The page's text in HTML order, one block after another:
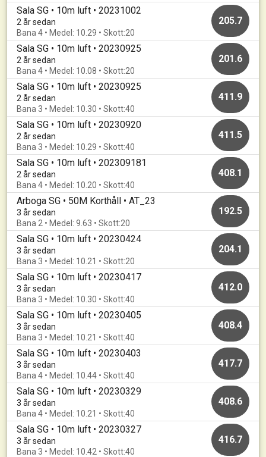
Sala SG • 10m luft • 20231002
2 år sedan
Bana 4 • Medel: 10.29 • Skott:20
205.7
Sala SG • 10m luft • 20230925
2 år sedan
Bana 4 • Medel: 10.08 • Skott:20
201.6
Sala SG • 10m luft • 20230925
2 år sedan
Bana 3 • Medel: 10.30 • Skott:40
411.9
Sala SG • 10m luft • 20230920
2 år sedan
Bana 3 • Medel: 10.29 • Skott:40
411.5
Sala SG • 10m luft • 202309181
2 år sedan
Bana 4 • Medel: 10.20 • Skott:40
408.1
Arboga SG • 50M Korthåll • AT_23
3 år sedan
Bana 2 • Medel: 9.63 • Skott:20
192.5
Sala SG • 10m luft • 20230424
3 år sedan
Bana 3 • Medel: 10.21 • Skott:20
204.1
Sala SG • 10m luft • 20230417
3 år sedan
Bana 3 • Medel: 10.30 • Skott:40
412.0
Sala SG • 10m luft • 20230405
3 år sedan
Bana 3 • Medel: 10.21 • Skott:40
408.4
Sala SG • 10m luft • 20230403
3 år sedan
Bana 4 • Medel: 10.44 • Skott:40
417.7
Sala SG • 10m luft • 20230329
3 år sedan
Bana 4 • Medel: 10.21 • Skott:40
408.6
Sala SG • 10m luft • 20230327
3 år sedan
Bana 3 • Medel: 10.42 • Skott:40
416.7